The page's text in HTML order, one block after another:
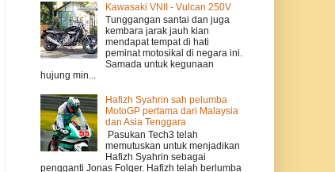
Kawasaki VNII - Vulcan 250V
Tunggangan santai dan juga
kembara jarak jauh kian
mendapat tempat di hati
peminat motosikal di negara ini.
Samada untuk kegunaan
hujung min...
Hafizh Syahrin sah pelumba
MotoGP pertama dari Malaysia
dan Asia Tenggara
Pasukan Tech3 telah
memutuskan untuk menjadikan
Hafizh Syahrin sebagai
pengganti Jonas Folger. Hafizh telah berlumba